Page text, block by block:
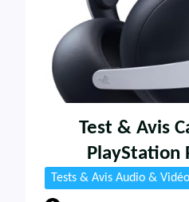
Test & Avis
PlayStation
Tests & Avis Audio & Vidéo